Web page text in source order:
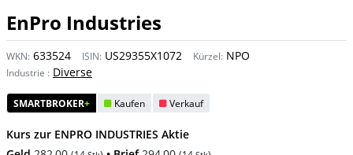
EnPro Industries
WKN: 633524 ISIN: US29355X1072 Kürzel: NPO
Industrie : Diverse
SMARTBROKER+ Kaufen Verkauf
Kurs zur ENPRO INDUSTRIES Aktie